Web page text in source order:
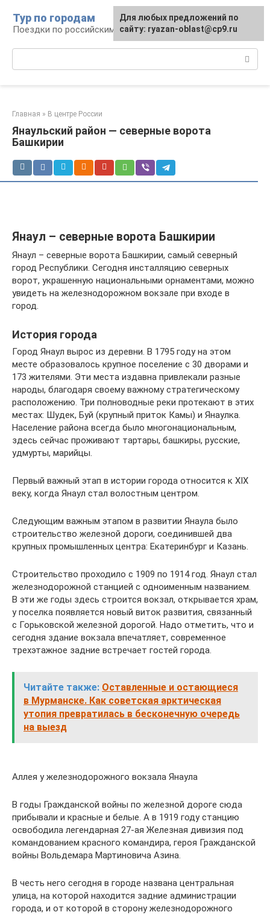
контенту
Тур по городам
Поездки по российским городам
Главная » В центре России
Янаульский район — северные ворота
Башкирии
Янаул – северные ворота Башкирии
Янаул – северные ворота Башкирии, самый северный
город Республики. Сегодня инсталляцию северных
ворот, украшенную национальными орнаментами, можно
увидеть на железнодорожном вокзале при входе в
город.
История города
Город Янаул вырос из деревни. В 1795 году на этом
месте образовалось крупное поселение с 30 дворами и
173 жителями. Эти места издавна привлекали разные
народы, благодаря своему важному стратегическому
расположению. Три полноводные реки протекают в этих
местах: Шудек, Буй (крупный приток Камы) и Янаулка.
Население района всегда было многонациональным,
здесь сейчас проживают тартары, башкиры, русские,
удмурты, марийцы.
Первый важный этап в истории города относится к XIX
веку, когда Янаул стал волостным центром.
Следующим важным этапом в развитии Янаула было
строительство железной дороги, соединившей два
крупных промышленных центра: Екатеринбург и Казань.
Строительство проходило с 1909 по 1914 год. Янаул стал
железнодорожной станцией с одноименным названием.
В эти же годы здесь строится вокзал, открывается храм,
у поселка появляется новый виток развития, связанный
с Горьковской железной дорогой. Надо отметить, что и
сегодня здание вокзала впечатляет, современное
трехэтажное задние встречает гостей города.
Читайте также: Оставленные и остающиеся
в Мурманске. Как советская арктическая
утопия превратилась в бесконечную очередь
на выезд
Аллея у железнодорожного вокзала Янаула
В годы Гражданской войны по железной дороге сюда
прибывали и красные и белые. А в 1919 году станцию
освободила легендарная 27-ая Железная дивизия под
командованием красного командира, героя Гражданской
войны Вольдемара Мартиновича Азина.
В честь него сегодня в городе названа центральная
улица, на которой находится задние администрации
города, и от которой в сторону железнодорожного
Для любых предложений по
сайту: ryazan-oblast@cp9.ru